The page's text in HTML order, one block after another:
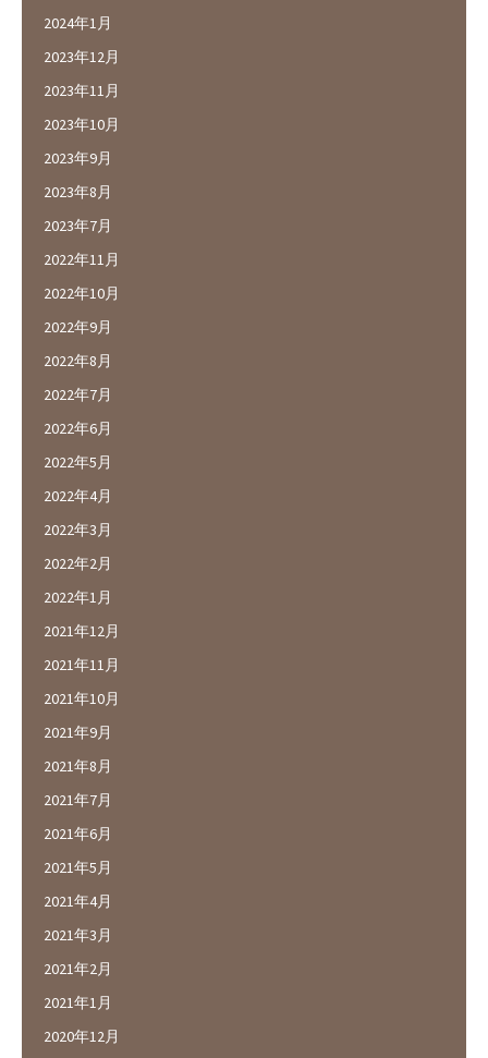
2024年1月
2023年12月
2023年11月
2023年10月
2023年9月
2023年8月
2023年7月
2022年11月
2022年10月
2022年9月
2022年8月
2022年7月
2022年6月
2022年5月
2022年4月
2022年3月
2022年2月
2022年1月
2021年12月
2021年11月
2021年10月
2021年9月
2021年8月
2021年7月
2021年6月
2021年5月
2021年4月
2021年3月
2021年2月
2021年1月
2020年12月